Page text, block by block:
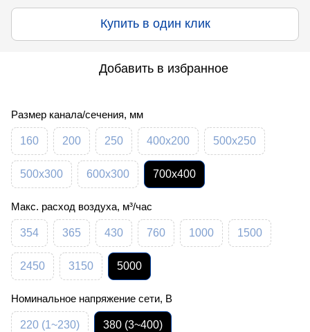
Купить в один клик
Добавить в избранное
Размер канала/сечения, мм
160 200 250 400х200 500х250
500х300 600х300 700х400
Макс. расход воздуха, м³/час
354 365 430 760 1000 1500
2450 3150 5000
Номинальное напряжение сети, В
220 (1~230) 380 (3~400)